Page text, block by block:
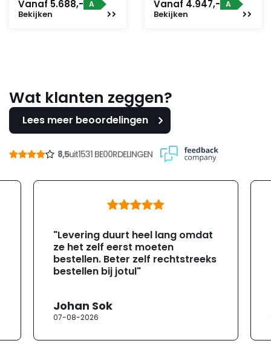
Vanaf 5.688,- A
Bekijken
Vanaf 4.947,- A
Bekijken
Wat klanten zeggen?
Lees meer beoordelingen
8,5uit1531 BE00RDELINGEN
"Levering duurt heel lang omdat
ze het zelf eerst moeten
bestellen. Beter zelf rechtstreeks
bestellen bij jotul"
Johan Sok
07-08-2026